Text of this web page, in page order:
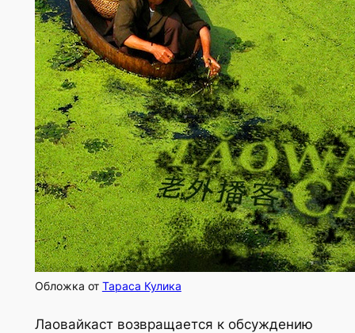
Обложка от Тараса Кулика
Лаовайкаст возвращается к обсуждению